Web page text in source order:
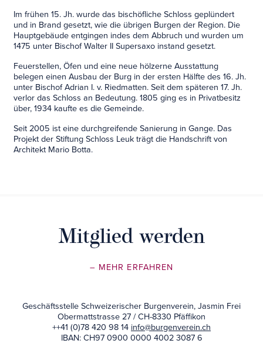
Im frühen 15. Jh. wurde das bischöfliche Schloss geplündert
und in Brand gesetzt, wie die übrigen Burgen der Region. Die
Hauptgebäude entgingen indes dem Abbruch und wurden um
1475 unter Bischof Walter II Supersaxo instand gesetzt.
Feuerstellen, Öfen und eine neue hölzerne Ausstattung
belegen einen Ausbau der Burg in der ersten Hälfte des 16. Jh.
unter Bischof Adrian I. v. Riedmatten. Seit dem späteren 17. Jh.
verlor das Schloss an Bedeutung. 1805 ging es in Privatbesitz
über, 1934 kaufte es die Gemeinde.
Seit 2005 ist eine durchgreifende Sanierung in Gange. Das
Projekt der Stiftung Schloss Leuk trägt die Handschrift von
Architekt Mario Botta.
Mitglied werden
– MEHR ERFAHREN
Geschäftsstelle Schweizerischer Burgenverein, Jasmin Frei
Obermattstrasse 27 / CH-8330 Pfäffikon
++41 (0)78 420 98 14 info@burgenverein.ch
IBAN: CH97 0900 0000 4002 3087 6